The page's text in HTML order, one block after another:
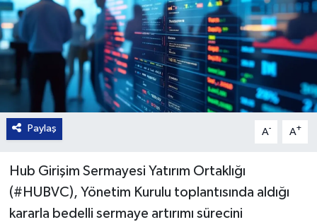
Paylaş A- A+
Hub Girişim Sermayesi Yatırım Ortaklığı
(#HUBVC), Yönetim Kurulu toplantısında aldığı
kararla bedelli sermaye artırımı sürecini